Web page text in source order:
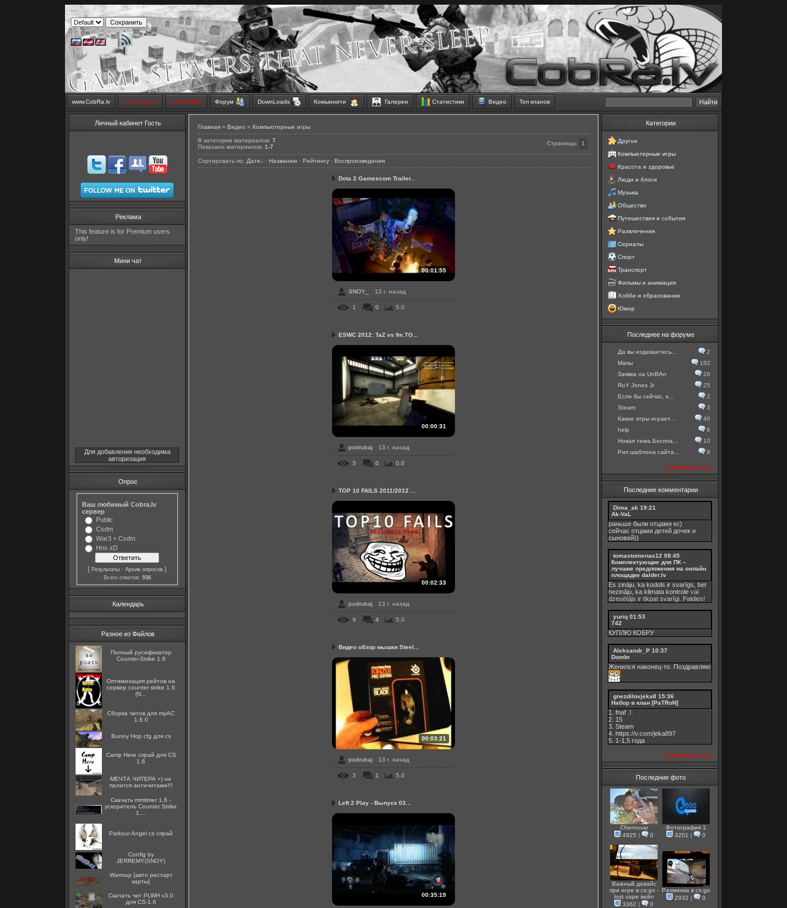
www.CobRa.lv LIVE Stream SMS SHOP Форум DownLoads Комьюнити Галереи Статистики Видео Топ кланов
Личный кабинет Гость
Реклама
This feature is for Premium users
only!
Мини чат
Для добавления необходима
авторизация
Опрос
Ваш любимый Cobra.lv
сервер
Public
Csdm
War3 + Csdm
Hns xD
[ Результаты · Архив опросов ]
Всего ответов: 936
Календарь
Разное из Файлов
Полный русификатор
Counter-Strike 1.6
Оптимизация рейтов на
сервер counter strike 1.6
(N...
Сборка читов для myAC
1.6.0
Bunny Hop cfg для cs
Camp Here спрай для CS
1.6
МЕЧТА ЧИТЕРА =) не
палится античитами!!!
Скачать mmtimer 1.6 -
ускоритель Counter Strike
1....
Parkour Angel cs спрай
Config by
JERREMY(SNOY)
Warmup [авто рестарт
карты]
Скачать чит PLWH v3.0
для CS-1.6
Главная » Видео » Компьютерные игры
В категории материалов: 7
Показано материалов: 1-7
Страницы: 1
Сортировать по: Дате↓ · Названию · Рейтингу · Воспроизведения
Dota 2 Gamescom Trailer...
00:01:55
SNOY_ 13 г. назад
1 0 5.0
ESWC 2012: TaZ vs fm.TO...
00:00:31
podrubaj 13 г. назад
5 0 0.0
TOP 10 FAILS 2011/2012 ...
00:02:33
podrubaj 13 г. назад
9 4 5.0
Видео обзор мышки Steel...
00:03:21
podrubaj 13 г. назад
3 1 5.0
Left 2 Play - Выпуск 03...
00:35:19
Категории
Другое
Компьютерные игры
Красота и здоровье
Люди и блоги
Музыка
Общество
Путешествия и события
Развлечения
Сериалы
Спорт
Транспорт
Фильмы и анимация
Хобби и образование
Юмор
Последнее на форуме
Да вы издеваетесь...
2
Мапы
182
Заявка на UnBAn
26
RoY Jones Jr.
25
Если бы сейчас, к...
2
Steam
3
Какие игры играет...
46
help
6
Новая тема.Беспла...
10
Рип шаблона сайта...
8
посмотреть все
Последние комментарии
Dima_ak 19:21
Ak-VaL
раньше были отцами кс)
сейчас отцами детей дочек и
сыновей))
tomastomenas12 08:45
Комплектующие для ПК –
лучшие предложения на онлайн
площадке dalder.lv
Es zināju, ka kodols ir svarīgs, bet
nezināju, ka klimata kontrole vai
dzesētājs ir tikpat svarīgi. Paldies!
yuriq 01:53
742
КУПЛЮ КОБРУ
Aleksandr_P 10:37
Dombr
Женился наконец-то. Поздравляю
gnezdilovjeka8 15:36
Набор в клан [PaTRoN]
1. fnaf .!.
2. 15
3. Steam
4. https://v.com/jeka897
5. 1-1,5 годa
посмотреть все
Последние фото
Chernovar
4925 | 0
Фотография 1
3201 | 0
Важный девайс
при игре в cs:go -
lost vape вейп
3362 | 0
Разминка в cs:go
2932 | 0